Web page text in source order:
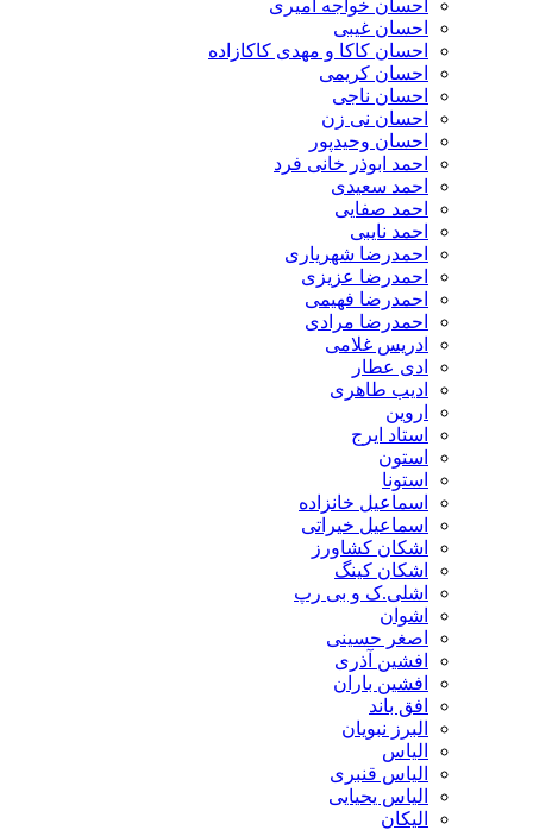
احسان خواجه امیری
احسان غیبی
احسان کاکا و مهدی کاکازاده
احسان کریمی
احسان ناجی
احسان نی زن
احسان وحیدپور
احمد ابوذر خانی فرد
احمد سعیدی
احمد صفایی
احمد نایبی
احمدرضا شهریاری
احمدرضا عزیزی
احمدرضا فهیمی
احمدرضا مرادی
ادریس غلامی
ادی عطار
ادیب طاهری
استاد ایرج
اسماعیل خانزاده
اسماعیل خیراتی
اشکان کشاورز
اشکان کینگ
اشلی.ک و بی رپ
اصغر حسینی
افشین آذری
افشین باران
افق باند
البرز نبویان
الیاس قنبرى
الیاس یحیایی